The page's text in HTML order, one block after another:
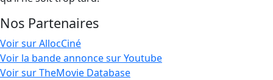
Nos Partenaires
Voir sur AllocCiné
Voir la bande annonce sur Youtube
Voir sur TheMovie Database